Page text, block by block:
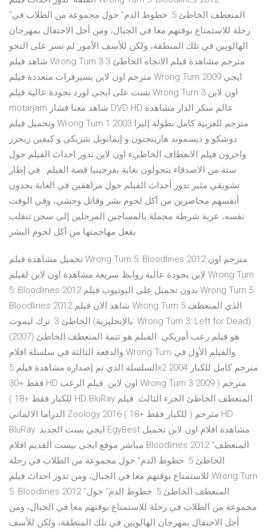
“المنعطف الخاطئ 5: خطوط الدم” حول مجموعة من الطلاب في
رحلة للاستمتاع بوقتهم معا في الجبال، ومن أجل الاحتفال بمهرجان
الهالويين في تلك المنطقة، ولكن للأسف الأمور لم تسر على النحو
شاهد فيلم Wrong Turn 3 مترجم مشاهدة فيلم الاتجاه الخاطئ 3
مترجم اون لاين بسيرفرات متعددة فيلم Wrong Turn 2009 ايجي
بست على ايجي لورد بجودة عالية فيلم Wrong Turn 3 اون لاين
motarjam شاهد معنا فشار DVD HD عالم سكر الدار مشاهدة
وتحميل فيلم Wrong Turn 1 2003 مترجم للعربية كامل بطولة إليزا
دوشكو و ديسموند هارينجتون و إيمانويل شريكي و كيفين زيجرز
واخرون فيلم الانعطاف الخاطيء اون لاين تدور احداث الفيلم حول
ستة من الاصدقاء يتجولون بغابة بفرجينيا قصة الفيلم : في إطار
تشويقي مثير تدور أحداث الفيلم حول مراهقين في الغابة يجدون
أنفسهم محاصرين من آكل لحوم بشر وقاتل وحشي، وفي الوقت
نفسه، عربة شرطة محملة بالمساجين المرحلين إلى سجن تنقلب
بفعل مهاجمتها من آكل لحوم البشر
تحميل مشاهدة فيلم Wrong Turn 5: Bloodlines 2012 مترجم اون
لاين بجودة عالية روابط سريعة مشاهدة اون لاين لفيلم Wrong Turn
5: Bloodlines 2012 بدون تحميل على اليوتيوب فيلم Wrong Turn 5:
Bloodlines 2012 شاهد الان فيلم Wrong Turn 5 الذي المنعطف
الخاطئ 3: ترك ليموت (بالإنجليزية: Wrong Turn 3: Left for Dead)
هو فيلم رعب أمريكي. الفيلم هو تتمة المنعطف الخاطئ (2007)
والدفعة الثالثة في سلسلة افلام Wrong Turn والفيلم الأول في
السلسلة الذي تم إصداره مشاهدة فيلم 5x2 2004 مترجم كامل للكبار
فقط +30 HD اون لاين. فيلم الرعب Wrong Turn 3 2009 مترجم (
للكبار فقط +18 ) HD BluRay المنعطف الخاطئ الجزء الثالث. فيلم
الدراما الالماني Zoology 2016 مترجم ( للكبار فقط +18 ) HD
BluRay. ايجي بست الجديد EgyBest مشاهدة افلام اون لاين تحميل
مباشر موقع ايجي بيست القديم افلام Bloodlines 2012 "المنعطف
الخاطئ 5: خطوط الدم" حول مجموعة من الطلاب في رحلة
للاستمتاع بوقتهم معا في الجبال، ومن تدور احداث فيلم Wrong Turn
5: Bloodlines 2012 "المنعطف الخاطئ 5: خطوط الدم" حول
مجموعة من الطلاب في رحلة للاستمتاع بوقتهم معا في الجبال، ومن
أجل الاحتفال بمهرجان الهالويين في تلك المنطقة، ولكن للأسف